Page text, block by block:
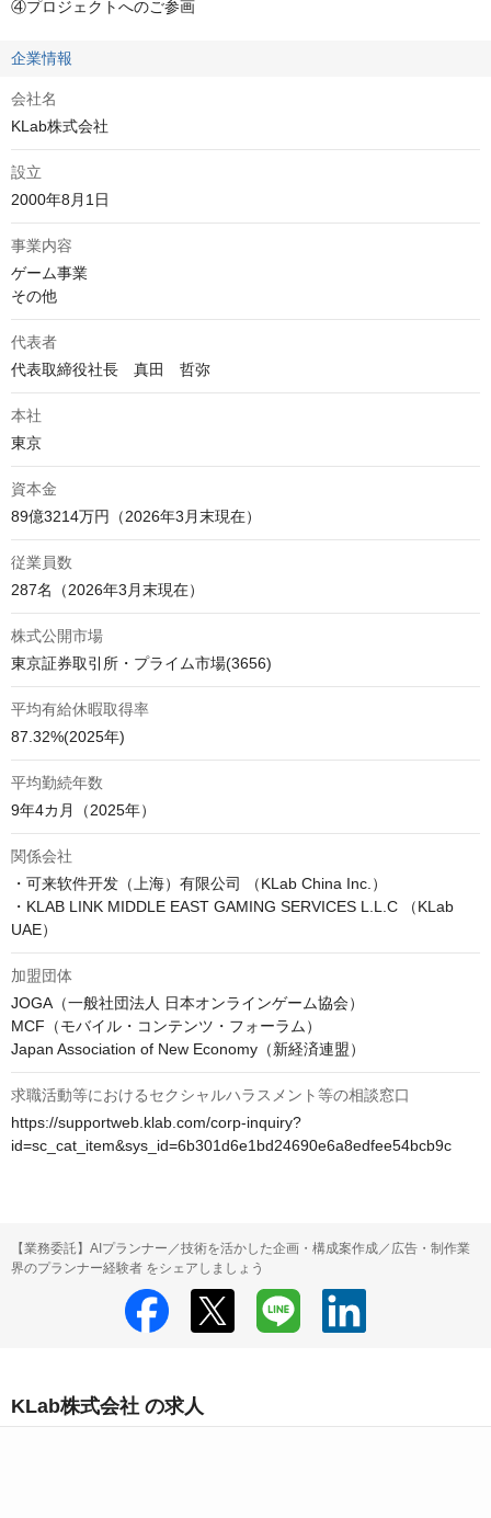
④プロジェクトへのご参画
企業情報
会社名
KLab株式会社
設立
2000年8月1日
事業内容
ゲーム事業
その他
代表者
代表取締役社長　真田　哲弥
本社
東京
資本金
89億3214万円（2026年3月末現在）
従業員数
287名（2026年3月末現在）
株式公開市場
東京証券取引所・プライム市場(3656)
平均有給休暇取得率
87.32%(2025年)
平均勤続年数
9年4カ月（2025年）
関係会社
・可来软件开发（上海）有限公司 （KLab China Inc.）
・KLAB LINK MIDDLE EAST GAMING SERVICES L.L.C （KLab
加盟団体
JOGA（一般社団法人 日本オンラインゲーム協会）
MCF（モバイル・コンテンツ・フォーラム）
Japan Association of New Economy（新経済連盟）
求職活動等におけるセクシャルハラスメント等の相談窓口
https://supportweb.klab.com/corp-inquiry?
id=sc_cat_item&sys_id=6b301d6e1bd24690e6a8edfee54bcb9c
【業務委託】AIプランナー／技術を活かした企画・構成案作成／広告・制作業
界のプランナー経験者 をシェアしましょう
KLab株式会社 の求人